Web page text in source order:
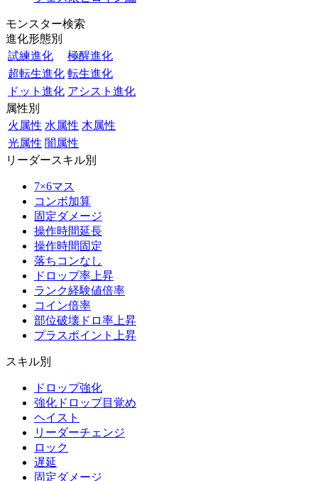
モンスター検索
進化形態別
試練進化
極醒進化
超転生進化 転生進化
ドット進化 アシスト進化
属性別
火属性 水属性 木属性
光属性 闇属性
リーダースキル別
7×6マス
コンボ加算
固定ダメージ
操作時間延長
操作時間固定
落ちコンなし
ドロップ率上昇
ランク経験値倍率
コイン倍率
部位破壊ドロ率上昇
プラスポイント上昇
スキル別
ドロップ強化
強化ドロップ目覚め
ヘイスト
リーダーチェンジ
ロック
遅延
固定ダメージ